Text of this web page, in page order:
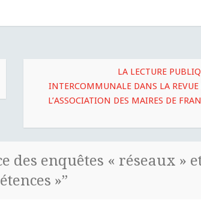
LA LECTURE
INTERCOMMUNALE DANS LA REVUE
L’ASSOCIATION DES MAIRES DE
des enquêtes « réseaux »
»”